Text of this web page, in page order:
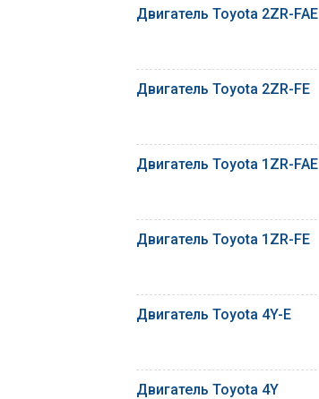
Двигатель Toyota 2ZR-FAE
Двигатель Toyota 2ZR-FE
Двигатель Toyota 1ZR-FAE
Двигатель Toyota 1ZR-FE
Двигатель Toyota 4Y-E
Двигатель Toyota 4Y